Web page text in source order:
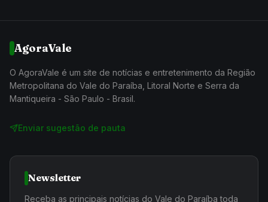
AgoraVale
O AgoraVale é um site de notícias e entretenimento da Região
Metropolitana do Vale do Paraíba, Litoral Norte e Serra da
Mantiqueira - São Paulo - Brasil.
Enviar sugestão de pauta
Newsletter
Receba as principais notícias do Vale do Paraíba toda